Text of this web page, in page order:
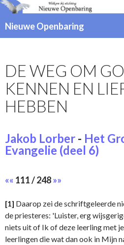
Nieuwe Openbaring
SPRINGEN
DE WEG OM
KENNEN EN
HEBBEN
Jakob Lorber - Het
Evangelie (deel 6)
«« 111 / 248»»
[1] Daarop zei de schriftgeleerde
de priesteres: 'Luister, erg
niets uit of Ik of deze leerling met
leerlingen die wat dan ook in Mijn